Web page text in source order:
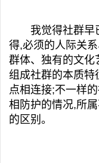
我觉得社群早
得,必须的人际关
群体、独有的文化
组成社群的本质特
点相连接;不一样
相防护的情况,所
的区别。